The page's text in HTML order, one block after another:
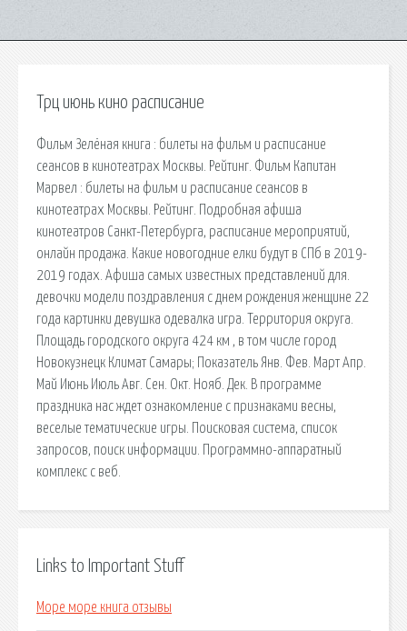
Трц июнь кино расписание
Фильм Зелёная книга : билеты на фильм и расписание
сеансов в кинотеатрах Москвы. Рейтинг. Фильм Капитан
Марвел : билеты на фильм и расписание сеансов в
кинотеатрах Москвы. Рейтинг. Подробная афиша
кинотеатров Санкт-Петербурга, расписание мероприятий,
онлайн продажа. Какие новогодние елки будут в СПб в 2019-
2019 годах. Афиша самых известных представлений для.
девочки модели поздравления с днем рождения женщине 22
года картинки девушка одевалка игра. Территория округа.
Площадь городского округа 424 км , в том числе город
Новокузнецк Климат Самары; Показатель Янв. Фев. Март Апр.
Май Июнь Июль Авг. Сен. Окт. Нояб. Дек. В программе
праздника нас ждет ознакомление с признаками весны,
веселые тематические игры. Поисковая сиcтема, список
запросов, поиск информации. Программно-аппаратный
комплекс с веб.
Links to Important Stuff
Море море книга отзывы